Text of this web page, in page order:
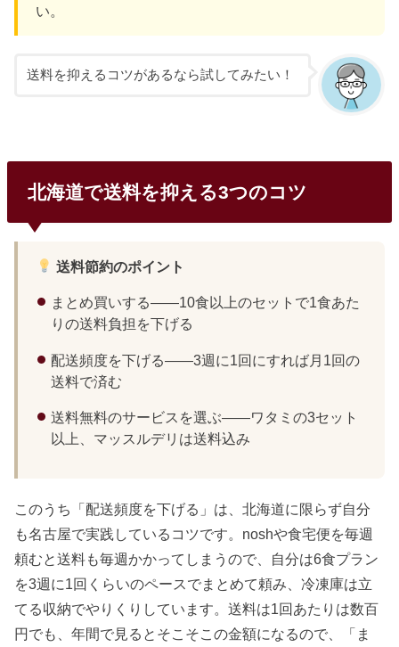
い。
送料を抑えるコツがあるなら試してみたい！
北海道で送料を抑える3つのコツ
送料節約のポイント
まとめ買いする——10食以上のセットで1食あた
りの送料負担を下げる
配送頻度を下げる——3週に1回にすれば月1回の
送料で済む
送料無料のサービスを選ぶ——ワタミの3セット
以上、マッスルデリは送料込み
このうち「配送頻度を下げる」は、北海道に限らず自分
も名古屋で実践しているコツです。noshや食宅便を毎週
頼むと送料も毎週かかってしまうので、自分は6食プラン
を3週に1回くらいのペースでまとめて頼み、冷凍庫は立
てる収納でやりくりしています。送料は1回あたりは数百
円でも、年間で見るとそこそこの金額になるので、「ま